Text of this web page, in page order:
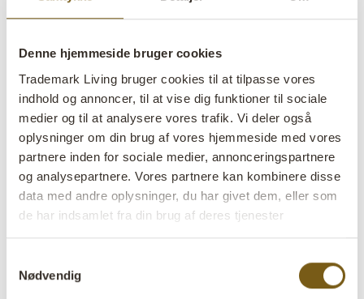
Denne hjemmeside bruger cookies
Trademark Living bruger cookies til at tilpasse vores
indhold og annoncer, til at vise dig funktioner til sociale
medier og til at analysere vores trafik. Vi deler også
oplysninger om din brug af vores hjemmeside med vores
partnere inden for sociale medier, annonceringspartnere
og analysepartnere. Vores partnere kan kombinere disse
data med andre oplysninger, du har givet dem, eller som
de har indsamlet fra din brug af deres tjenester
Nødvendig
One of a kind: Ja
Colli: 1 Stk
Størrelse: H:70 cm xW:53 cmxD:55 cm
Mere info +
Find forhandler B2B Login